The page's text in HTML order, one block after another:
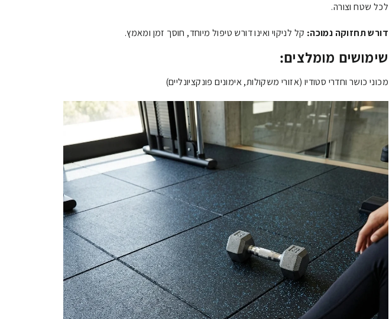
לכל שטח וצורה.
דורש תחזוקה נמוכה: קל לניקוי ואינו דורש טיפול מיוחד, חוסך זמן ומאמץ.
שימושים מומלצים:
מכוני כושר וחדרי סטודיו (אזורי משקולות, אימונים פונקציונליים)